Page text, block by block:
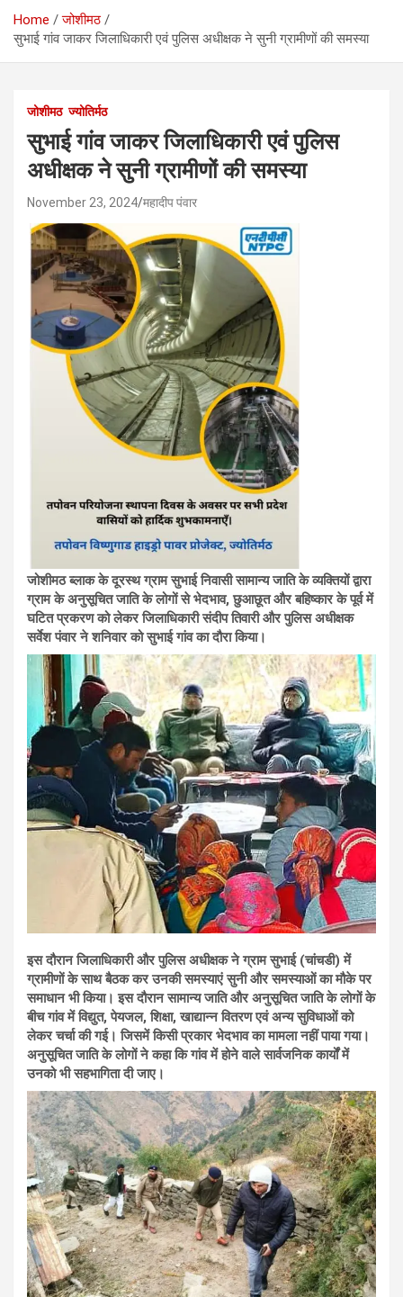
Home
जोशीमठ
सुभाई गांव जाकर जिलाधिकारी एवं पुलिस अधीक्षक ने सुनी ग्रामीणों की समस्या
जोशीमठ ज्योतिर्मठ
सुभाई गांव जाकर जिलाधिकारी एवं पुलिस
अधीक्षक ने सुनी ग्रामीणों की समस्या
November 23, 2024 महादीप पंवार
जोशीमठ ब्लाक के दूरस्थ ग्राम सुभाई निवासी सामान्य जाति के व्यक्तियों द्वारा
ग्राम के अनुसूचित जाति के लोगों से भेदभाव, छुआछूत और बहिष्कार के पूर्व में
घटित प्रकरण को लेकर जिलाधिकारी संदीप तिवारी और पुलिस अधीक्षक
सर्वेश पंवार ने शनिवार को सुभाई गांव का दौरा किया।
इस दौरान जिलाधिकारी और पुलिस अधीक्षक ने ग्राम सुभाई (चांचडी) में
ग्रामीणों के साथ बैठक कर उनकी समस्याएं सुनी और समस्याओं का मौके पर
समाधान भी किया। इस दौरान सामान्य जाति और अनुसूचित जाति के लोगों के
बीच गांव में विद्युत, पेयजल, शिक्षा, खाद्यान्न वितरण एवं अन्य सुविधाओं को
लेकर चर्चा की गई। जिसमें किसी प्रकार भेदभाव का मामला नहीं पाया गया।
अनुसूचित जाति के लोगों ने कहा कि गांव में होने वाले सार्वजनिक कार्यों में
उनको भी सहभागिता दी जाए।